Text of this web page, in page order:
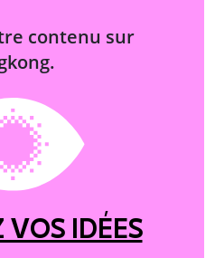
contenu sur
VOS IDÉES